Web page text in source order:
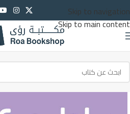
Skip to navigation
Skip to main content